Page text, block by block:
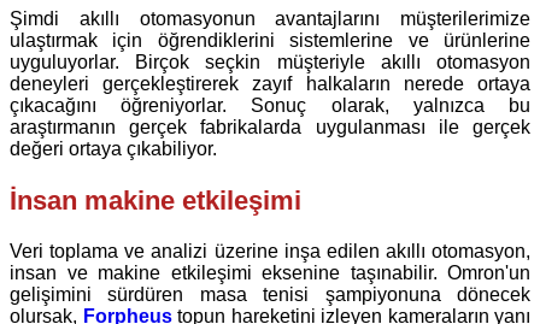
Şimdi akıllı otomasyonun avantajlarını müşterilerimize
ulaştırmak için öğrendiklerini sistemlerine ve ürünlerine
uyguluyorlar. Birçok seçkin müşteriyle akıllı otomasyon
deneyleri gerçekleştirerek zayıf halkaların nerede ortaya
çıkacağını öğreniyorlar. Sonuç olarak, yalnızca bu
araştırmanın gerçek fabrikalarda uygulanması ile gerçek
değeri ortaya çıkabiliyor.
İnsan makine etkileşimi
Veri toplama ve analizi üzerine inşa edilen akıllı otomasyon,
insan ve makine etkileşimi eksenine taşınabilir. Omron'un
gelişimini sürdüren masa tenisi şampiyonuna dönecek
olursak, Forpheustopun hareketini izleyen kameraların yanı